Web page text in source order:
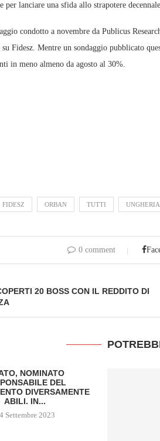
per lanciare una sfida allo strapotere
condotto a novembre da Publicus
Fidesz. Mentre un sondaggio pubblicato
in meno almeno da agosto al 30%.
FIDESZ ORBAN TUTTI UNGHERIA
0 comment
20 BOSS CON IL REDDITO DI
NOMINATO
DEL
DIVERSAMENTE
ABILI. IN...
Settembre 2023